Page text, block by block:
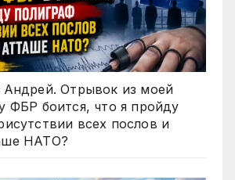
Андрей. Отрывок из моей
ФБР боится, что я пройду
всех послов и
НАТО?